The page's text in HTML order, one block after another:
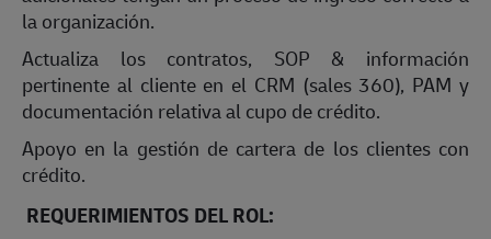
la organización.
Actualiza los contratos, SOP & información
pertinente al cliente en el CRM (sales 360), PAM y
documentación relativa al cupo de crédito.
Apoyo en la gestión de cartera de los clientes con
crédito.
REQUERIMIENTOS DEL ROL: